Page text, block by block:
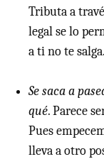
Tributa a
legal se lo
a ti no te salga.
Se saca a
qué. Parece
Pues
lleva a otro